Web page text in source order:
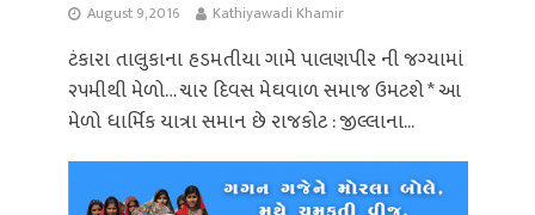
August 9, 2016 Kathiyawadi Khamir
ટંકારા તાલુકાના હડમતીયા ગામે પાલણપીર ની જગ્‍યામાં
૨૫મીથી મેળો… ચાર દિવસ મેઘવાળ સમાજ ઉમટશે * આ
મેળો ધાર્મિક યાત્રા સમાન છે રાજકોટ : જીલ્લાના...